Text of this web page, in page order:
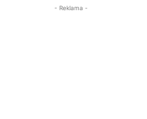
- Reklama -